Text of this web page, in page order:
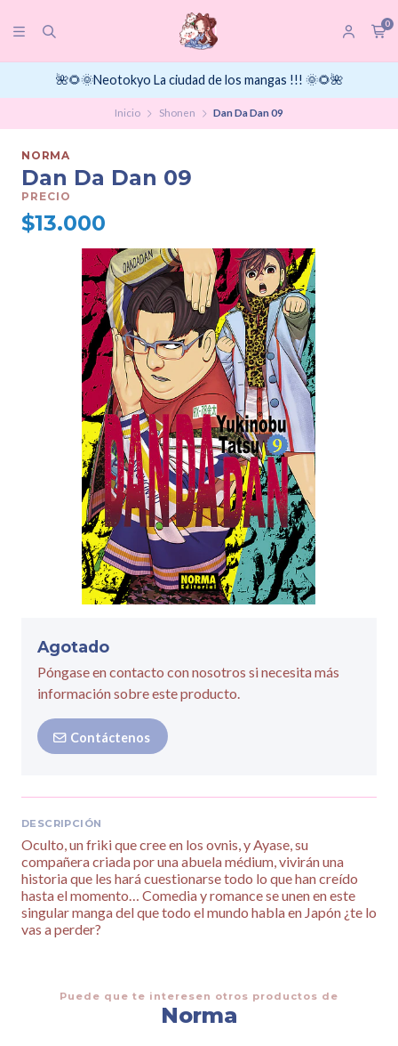
0
🌺🌻🌞Neotokyo La ciudad de los mangas !!! 🌞🌻🌺
Inicio Shonen Dan Da Dan 09
NORMA
Dan Da Dan 09
PRECIO
$13.000
Agotado
Póngase en contacto con nosotros si necesita más
información sobre este producto.
Contáctenos
DESCRIPCIÓN
Oculto, un friki que cree en los ovnis, y Ayase, su
compañera criada por una abuela médium, vivirán una
historia que les hará cuestionarse todo lo que han creído
hasta el momento… Comedia y romance se unen en este
singular manga del que todo el mundo habla en Japón ¿te lo
vas a perder?
Puede que te interesen otros productos de
Norma